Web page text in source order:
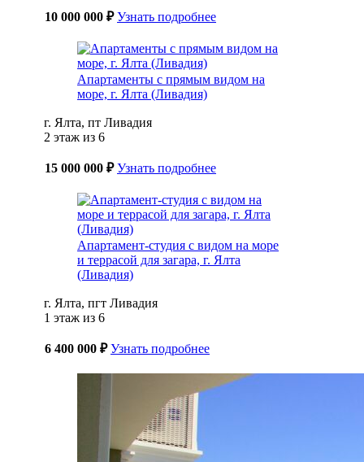
10 000 000 ₽ Узнать подробнее
Апартаменты с прямым видом на
море, г. Ялта (Ливадия)
г. Ялта, пт Ливадия
2 этаж из 6
15 000 000 ₽ Узнать подробнее
Апартамент-студия с видом на море
и террасой для загара, г. Ялта
(Ливадия)
г. Ялта, пгт Ливадия
1 этаж из 6
6 400 000 ₽ Узнать подробнее